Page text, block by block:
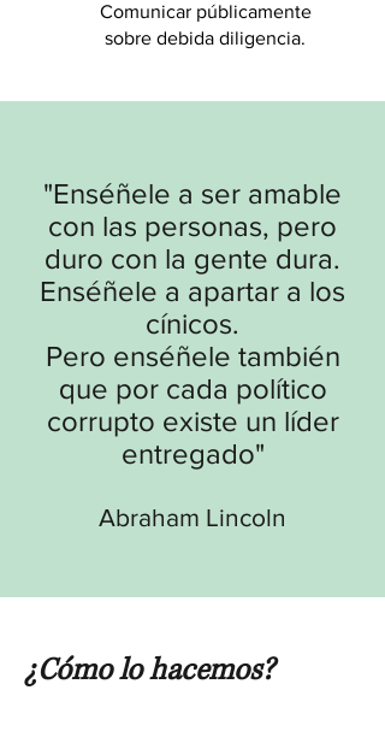
Comunicar públicamente
sobre debida diligencia.
"Enséñele a ser amable
con las personas, pero
duro con la gente dura.
Enséñele a apartar a los
cínicos.
Pero enséñele también
que por cada político
corrupto existe un líder
entregado"
Abraham Lincoln
¿Cómo lo hacemos?